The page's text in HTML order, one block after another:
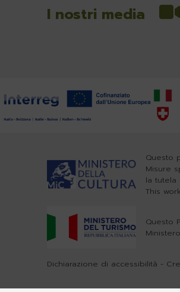
I nostri media
Questo
Misure
la tutela
This
Questo
Dichiarazione di accessibilità -